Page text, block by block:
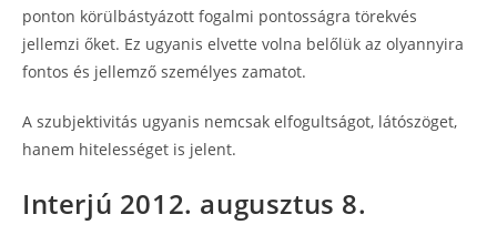
ponton körülbástyázott fogalmi pontosságra törekvés
jellemzi őket. Ez ugyanis elvette volna belőlük az olyannyira
fontos és jellemző személyes zamatot.
A szubjektivitás ugyanis nemcsak elfogultságot, látószöget,
hanem hitelességet is jelent.
Interjú 2012. augusztus 8.